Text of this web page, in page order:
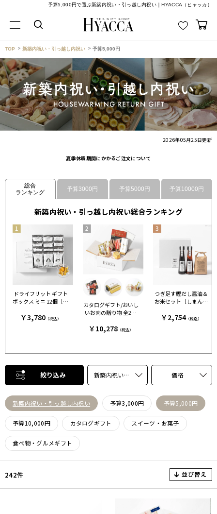
予算5,000円で選ぶ新築内祝い・引っ越し内祝い｜HYACCA（ヒャッカ）
TOP 新築内祝い・引っ越し内祝い 予算5,000円
2026年05月25日更新
夏季休暇期間にかかるご注文について
総合
ランキング
予算3000円 予算5000円 予算10000円
新築内祝い・引っ越し内祝い総合ランキング
ドライフリット ギフト
ボックス ミニ 12個［ア
￥3,780（税込）
カタログギフト/おいし
いお肉の贈り物 全2種
C
￥10,278（税込）
つぎ足す鰹だし醤油＆
お米セット［しまんと
￥2,754（税込）
絞り込み 新築内祝い・引っ越し内祝い 価格
新築内祝い・引っ越し内祝い 予算3,000円 予算5,000円
予算10,000円 カタログギフト スイーツ・お菓子
食べ物・グルメギフト
242件 並び替え